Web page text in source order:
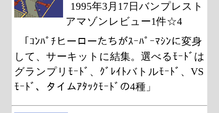
1995年3月17日バンプレスト
アマゾンレビュー1件☆4
「ｺﾝﾊﾟﾁヒーローたちがｽｰﾊﾟｰﾏｼﾝに変身
して、サーキットに結集。選べるﾓｰﾄﾞは
グランプリﾓｰﾄﾞ、ｸﾞﾚｲﾄバトルﾓｰﾄﾞ、VS
ﾓｰﾄﾞ、タイムｱﾀｯｸﾓｰﾄﾞの4種」